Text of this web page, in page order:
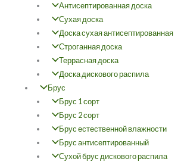
Антисептированная доска
Сухая доска
Доска сухая антисептированная
Строганная доска
Террасная доска
Доска дискового распила
Брус
Брус 1 сорт
Брус 2 сорт
Брус естественной влажности
Брус антисептированный
Сухой брус дискового распила